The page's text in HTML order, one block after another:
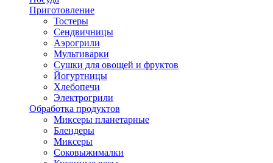
Приготовление
Тостеры
Сендвичницы
Аэрогрили
Мультиварки
Сушки для овощей и фруктов
Йогуртницы
Хлебопечи
Электрогрили
Обработка продуктов
Миксеры планетарные
Блендеры
Миксеры
Соковыжималки